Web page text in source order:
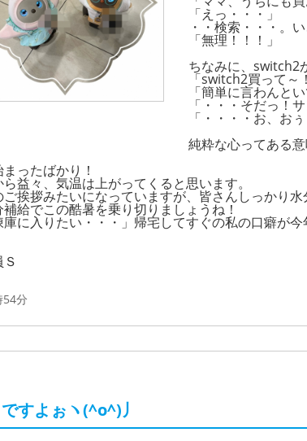
「えっ・・・」
・・検索・・・。
「無理！！！」
ちなみに、switch2
「switch2買って～
「簡単に言わんとい
「・・・そだっ！
「・・・・お、おぅ
純粋な心ってある
ったばかり！
ら益々、気温は上がってくると思います。
ご挨拶みたいになっていますが、皆さんしっかり
補給でこの酷暑を乗り切りましょうね！
庫に入りたい・・・」帰宅してすぐの私の口癖が今
分
すよぉヽ(^o^)丿